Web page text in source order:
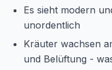
Es sieht modern
unordentlich
Kräuter wachsen
und Belüftung -